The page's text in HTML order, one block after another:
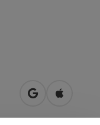
open inOpen in